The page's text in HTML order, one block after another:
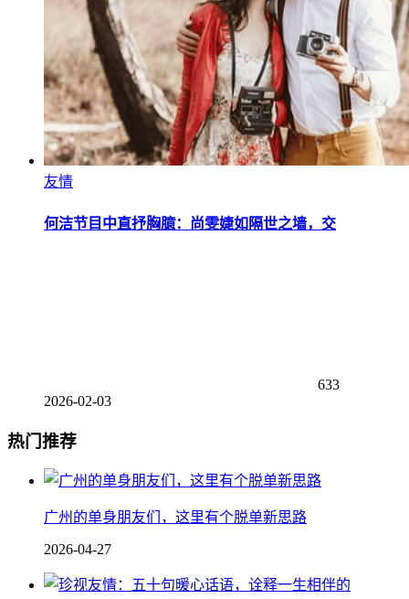
友情
何洁节目中直抒胸臆：尚雯婕如隔世之墙，交
633
2026-02-03
热门推荐
广州的单身朋友们，这里有个脱单新思路
2026-04-27